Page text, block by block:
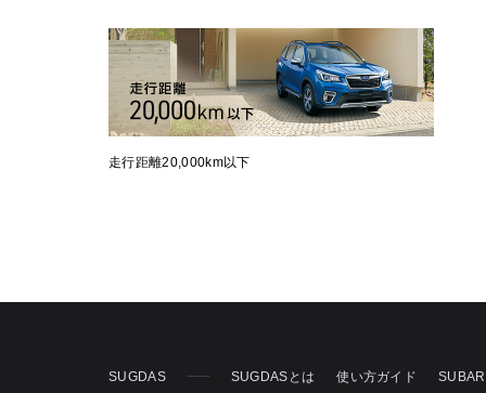
走行距離20,000km以下
SUGDAS SUGDASとは 使い方ガイド